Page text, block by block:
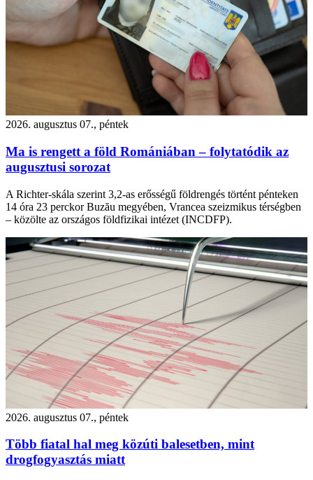
2026. augusztus 07., péntek
Ma is rengett a föld Romániában – folytatódik az
augusztusi sorozat
A Richter-skála szerint 3,2-as erősségű földrengés történt pénteken
14 óra 23 perckor Buzău megyében, Vrancea szeizmikus térségben
– közölte az országos földfizikai intézet (INCDFP).
2026. augusztus 07., péntek
Több fiatal hal meg közúti balesetben, mint
drogfogyasztás miatt